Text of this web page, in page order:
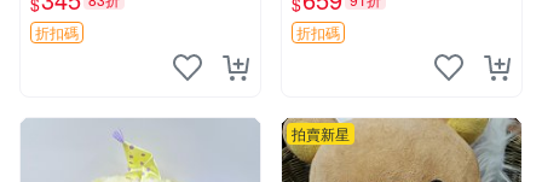
裝快速發貨 輕松熊 公仔 雞毛
絨
折扣碼
折扣碼
拍賣新星